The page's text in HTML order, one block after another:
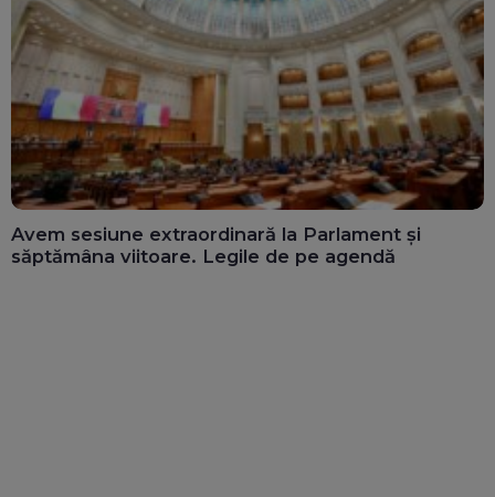
Avem sesiune extraordinară la Parlament și
săptămâna viitoare. Legile de pe agendă